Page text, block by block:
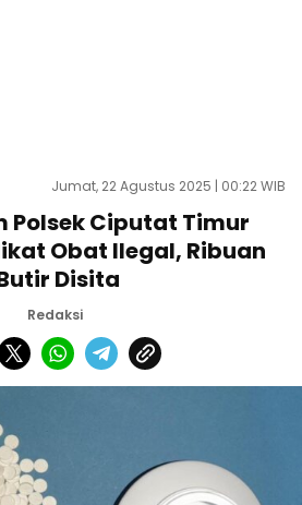
Jumat, 22 Agustus 2025 | 00:22 WIB
Polsek Ciputat Timur
Obat Ilegal, Ribuan
Disita
Redaksi